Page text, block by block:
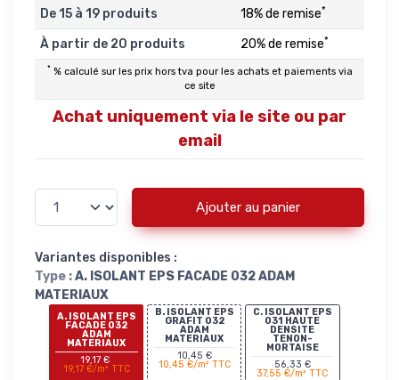
De 15 à 19 produits 18% de remise*
À partir de 20 produits 20% de remise*
* % calculé sur les prix hors tva pour les achats et paiements via
ce site
Achat uniquement via le site ou par
email
Ajouter au panier
Variantes disponibles :
Type :A. ISOLANT EPS FACADE 032 ADAM
MATERIAUX
A. ISOLANT EPS
FACADE 032
ADAM
MATERIAUX
19,17 €
19,17 €/m² TTC
B. ISOLANT EPS
GRAFIT 032
ADAM
MATERIAUX
10,45 €
10,45 €/m² TTC
C. ISOLANT EPS
031 HAUTE
DENSITE
TENON-
MORTAISE
56,33 €
37,55 €/m² TTC